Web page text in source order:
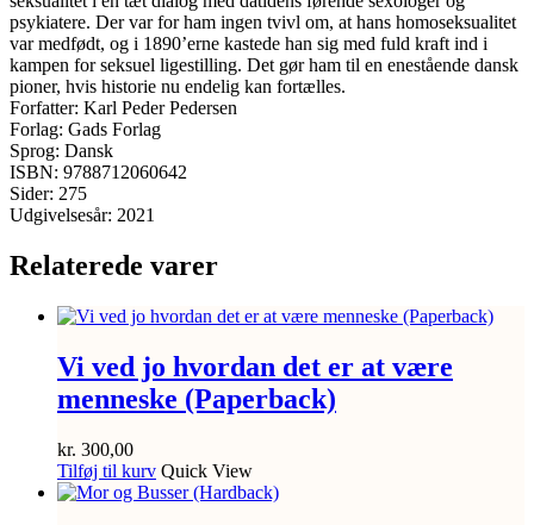
psykiatere. Der var for ham ingen tvivl om, at hans homoseksualitet
var medfødt, og i 1890’erne kastede han sig med fuld kraft ind i
kampen for seksuel ligestilling. Det gør ham til en enestående dansk
pioner, hvis historie nu endelig kan fortælles.
Forfatter: Karl Peder Pedersen
Forlag: Gads Forlag
Sprog: Dansk
ISBN: 9788712060642
Sider: 275
Udgivelsesår: 2021
Relaterede varer
Vi ved jo hvordan det er at være
menneske (Paperback)
kr. 300,00
Tilføj til kurv Quick View